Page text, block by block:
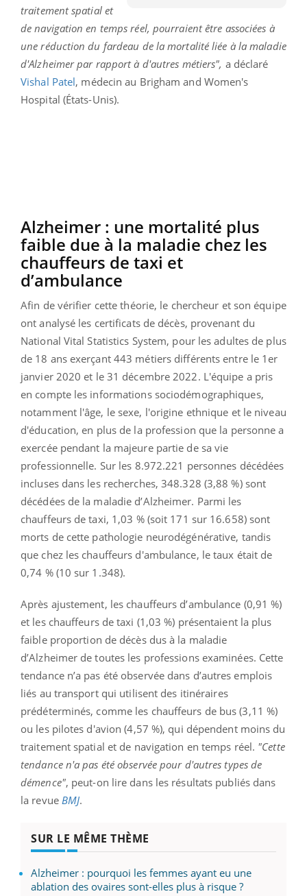
traitement spatial et
de navigation en temps réel, pourraient être associées à
une réduction du fardeau de la mortalité liée à la maladie
d'Alzheimer par rapport à d'autres métiers", a déclaré
Vishal Patel, médecin au Brigham and Women's
Hospital (États-Unis).
Alzheimer : une mortalité plus
faible due à la maladie chez les
chauffeurs de taxi et
d’ambulance
Afin de vérifier cette théorie, le chercheur et son équipe
ont analysé les certificats de décès, provenant du
National Vital Statistics System, pour les adultes de plus
de 18 ans exerçant 443 métiers différents entre le 1er
janvier 2020 et le 31 décembre 2022. L'équipe a pris
en compte les informations sociodémographiques,
notamment l'âge, le sexe, l'origine ethnique et le niveau
d'éducation, en plus de la profession que la personne a
exercée pendant la majeure partie de sa vie
professionnelle. Sur les 8.972.221 personnes décédées
incluses dans les recherches, 348.328 (3,88 %) sont
décédées de la maladie d’Alzheimer. Parmi les
chauffeurs de taxi, 1,03 % (soit 171 sur 16.658) sont
morts de cette pathologie neurodégénérative, tandis
que chez les chauffeurs d'ambulance, le taux était de
0,74 % (10 sur 1.348).
Après ajustement, les chauffeurs d’ambulance (0,91 %)
et les chauffeurs de taxi (1,03 %) présentaient la plus
faible proportion de décès dus à la maladie
d’Alzheimer de toutes les professions examinées. Cette
tendance n’a pas été observée dans d’autres emplois
liés au transport qui utilisent des itinéraires
prédéterminés, comme les chauffeurs de bus (3,11 %)
ou les pilotes d'avion (4,57 %), qui dépendent moins du
traitement spatial et de navigation en temps réel. "Cette
tendance n'a pas été observée pour d'autres types de
démence", peut-on lire dans les résultats publiés dans
la revue BMJ.
SUR LE MÊME THÈME
Alzheimer : pourquoi les femmes ayant eu une
ablation des ovaires sont-elles plus à risque ?